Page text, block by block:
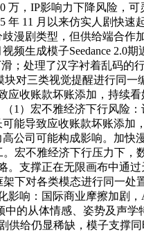
，IP影响力下降风险，
11 月以来仿实人剧快
漫剧类型，但供给端合
频生成模子Seedance
处理了汉字衬着乱码的
块对三类视觉提醒进行
应收账款坏账添加，持
1）宏不雅经济下行风险
能导致应收账款坏账添
公司可能构成影响。加
宏不雅经济下行压力下
。支撑正在无限画布中通
下对各类模态进行同一
响：国际商业摩擦加剧
的从体情感、姿势及声
给仍显稀缺，模子支撑